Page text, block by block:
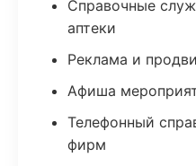
Справочные
аптеки
Реклама и
Афиша
Телефонный
фирм